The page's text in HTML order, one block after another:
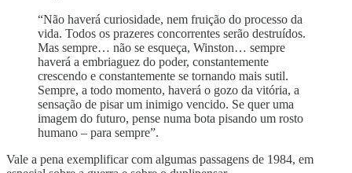
“Não haverá curiosidade, nem fruição do processo da
vida. Todos os prazeres concorrentes serão destruídos.
Mas sempre… não se esqueça, Winston… sempre
haverá a embriaguez do poder, constantemente
crescendo e constantemente se tornando mais sutil.
Sempre, a todo momento, haverá o gozo da vitória, a
sensação de pisar um inimigo vencido. Se quer uma
imagem do futuro, pense numa bota pisando um rosto
humano – para sempre”.
Vale a pena exemplificar com algumas passagens de 1984, em